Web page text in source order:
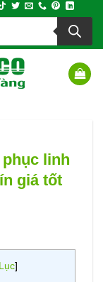
phục linh
giá tốt
]